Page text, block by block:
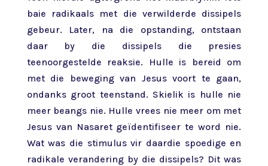
baie radikaals met die verwilderde dissipels
gebeur. Later, na die opstanding, ontstaan
daar by die dissipels die presies
teenoorgestelde reaksie. Hulle is bereid om
met die beweging van Jesus voort te gaan,
ondanks groot teenstand. Skielik is hulle nie
meer beangs nie. Hulle vrees nie meer om met
Jesus van Nasaret geïdentifiseer te word nie.
Wat was die stimulus vir daardie spoedige en
radikale verandering by die dissipels? Dit was